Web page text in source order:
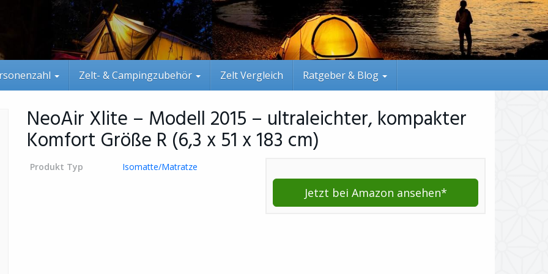
Zelt- & Campingzubehör Zelt Vergleich Ratgeber & Blog
NeoAir Xlite – Modell 2015 – ultraleichter, kompakter
Komfort Größe R (6,3 x 51 x 183 cm)
Jetzt bei Amazon ansehen*
Produkt Typ Isomatte/Matratze